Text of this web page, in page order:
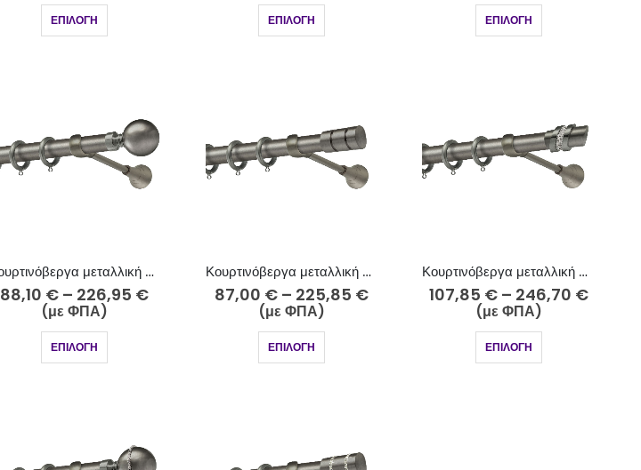
ΕΠΙΛΟΓΉ ΕΠΙΛΟΓΉ ΕΠΙΛΟΓΉ
Κουρτινόβεργα μεταλλική Φ25 ανθρακί Ρόδος Κ29-2525
88,10 € – 226,95 €
(με ΦΠΑ)
ΕΠΙΛΟΓΉ
Κουρτινόβεργα μεταλλική Φ25 ανθρακί Σαλαμίνα Κ77-2525
87,00 € – 225,85 €
(με ΦΠΑ)
ΕΠΙΛΟΓΉ
Κουρτινόβεργα μεταλλική Φ25 ανθρακί-strass Πάρος Κ21/2-2525-18
107,85 € – 246,70 €
(με ΦΠΑ)
ΕΠΙΛΟΓΉ